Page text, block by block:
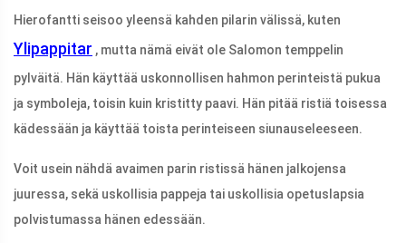
Hierofantti seisoo yleensä kahden pilarin välissä, kuten
Ylipappitar , mutta nämä eivät ole Salomon temppelin
pylväitä. Hän käyttää uskonnollisen hahmon perinteistä pukua
ja symboleja, toisin kuin kristitty paavi. Hän pitää ristiä toisessa
kädessään ja käyttää toista perinteiseen siunauseleeseen.
Voit usein nähdä avaimen parin ristissä hänen jalkojensa
juuressa, sekä uskollisia pappeja tai uskollisia opetuslapsia
polvistumassa hänen edessään.